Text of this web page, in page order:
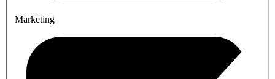
Marketing